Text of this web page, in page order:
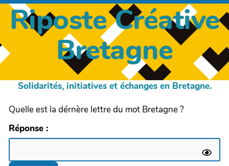
Riposte Créative
Bretagne
Solidarités, initiatives et échanges en Bretagne.
Quelle est la dérnère lettre du mot Bretagne ?
Réponse :